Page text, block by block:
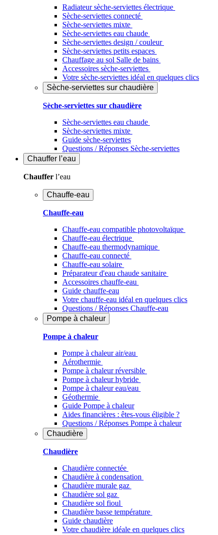
Radiateur sèche-serviettes électrique
Sèche-serviettes connecté
Sèche-serviettes mixte
Sèche-serviettes eau chaude
Sèche-serviettes design / couleur
Sèche-serviettes petits espaces
Chauffage au sol Salle de bains
Accessoires sèche-serviettes
Votre sèche-serviettes idéal en quelques clics
Sèche-serviettes sur chaudière
Sèche-serviettes sur chaudière
Sèche-serviettes eau chaude
Sèche-serviettes mixte
Guide sèche-serviettes
Questions / Réponses Sèche-serviettes
Chauffer l’eau
Chauffer l’eau
Chauffe-eau
Chauffe-eau
Chauffe-eau compatible photovoltaïque
Chauffe-eau électrique
Chauffe-eau thermodynamique
Chauffe-eau connecté
Chauffe-eau solaire
Préparateur d'eau chaude sanitaire
Accessoires chauffe-eau
Guide chauffe-eau
Votre chauffe-eau idéal en quelques clics
Questions / Réponses Chauffe-eau
Pompe à chaleur
Pompe à chaleur
Pompe à chaleur air/eau
Aérothermie
Pompe à chaleur réversible
Pompe à chaleur hybride
Pompe à chaleur​ eau/eau
Géothermie
Guide Pompe à chaleur
Aides financières : êtes-vous éligible ?
Questions / Réponses Pompe à chaleur
Chaudière
Chaudière
Chaudière connectée
Chaudière à condensation
Chaudière murale gaz
Chaudière sol gaz
Chaudière sol fioul
Chaudière basse température
Guide chaudière
Votre chaudière idéale en quelques clics